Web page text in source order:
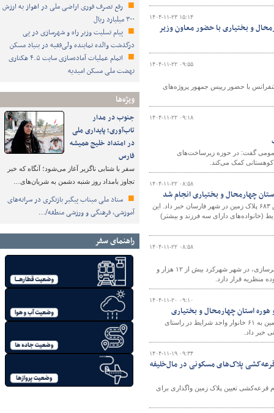
رفع تصرف فوری اراضی ملی در اهواز به ارزش
۳۰۰ میلیارد ریال
پیام تسلیت وزیر راه و شهرسازی در پی
درگذشت والده نماینده ولی‌فقیه در بنیاد مسکن
اتمام عملیات آماده‌سازی سایت ۴.۵ هکتاری
نهضت ملی مسکن امیدیه
ویژه‌ها
جنوب در مدار
تاب‌آوری؛ پایداری ملی
در امتداد خلیج همیشه
فارس
سفر با شتابی ناگزیر آغاز می‌شود؛ آنگاه که خبر
تجاوز بامداد روز شنبه دشمن به شریان‌های…
ستاد ملی میناب پیگیر بازنگری در سرانه‌های
آموزشی، فرهنگی و ورزشی منطقه/…
راهنمای سفر
۱۴۰۴-۱۱-۲۳ ۱۵:۱۴
و بختیاری با حضور معاون وزیر
۱۴۰۴-۱۱-۲۲ ۰۹:۵۵
با حضور رییس جمهور پروژه‌های
۱۴۰۴-۱۱-۲۲ ۰۹:۱۸
عمومی گفت: در حوزه زیرساخت‌های
۱۴۰۴-۱۱-۲۲ ۰۸:۵۸
مدیرکل راه و شهرسازی استان چهارمحال و بختیاری از برگزاری آئین قرعه‌کشی و تخصیص ۶۸۳ پلاک زمین در شهر فارسان خبر داد. این
(خانواده‌های دارای سه فرزند و بیشتر)
۱۴۰۴-۱۱-۲۲ ۰۸:۵۸
مدیرکل راه و شهرسازی چهارمحال‌وبختیاری گفت: بر اساس برآوردهای اداره کل راه و شهرسازی، در شهر شهرکرد بیش از ۱۲ هزار و
۱۴۰۴-۱۱-۲۰ ۰۹:۱۰
رئیس اداره راه و شهرسازی شهرستان سامان از برگزاری مراسم قرعه‌کشی و تخصیص زمین به ۶۱ خانوار واجد شرایط در راستای
خبر داد.
۱۴۰۴-۱۱-۱۹ ۰۹:۳۴
شد/ قرعه‌کشی پلاک‌های مسکونی در مال‌خلیفه
قرعه‌کشی تعیین پلاک زمین واگذاری برای